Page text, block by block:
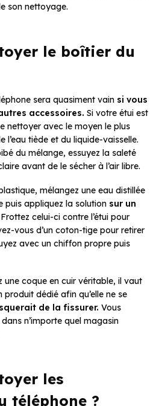
son nettoyage.
le boîtier du
sera quasiment vain si vous
accessoires. Si votre étui est
nettoyer avec le moyen le plus
l’eau tiède et du liquide-vaisselle.
du mélange, essuyez la saleté
avant de le sécher à l’air libre.
plastique, mélangez une eau distillée
puis appliquez la solution sur un
celui-ci contre l’étui pour
vous d’un coton-tige pour retirer
avec un chiffon propre puis
une coque en cuir véritable, il vaut
dédié afin qu’elle ne se
de la fissurer. Vous
n’importe quel magasin
les
téléphone ?